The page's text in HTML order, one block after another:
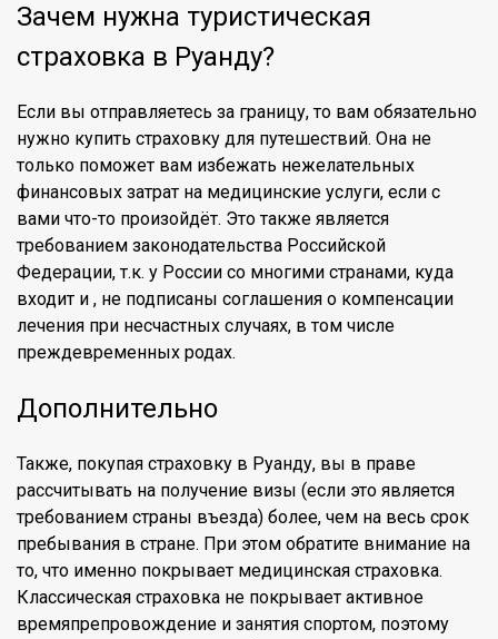
Зачем нужна туристическая
страховка в Руанду?
Если вы отправляетесь за границу, то вам обязательно
нужно купить страховку для путешествий. Она не
только поможет вам избежать нежелательных
финансовых затрат на медицинские услуги, если с
вами что-то произойдёт. Это также является
требованием законодательства Российской
Федерации, т.к. у России со многими странами, куда
входит и , не подписаны соглашения о компенсации
лечения при несчастных случаях, в том числе
преждевременных родах.
Дополнительно
Также, покупая страховку в Руанду, вы в праве
рассчитывать на получение визы (если это является
требованием страны въезда) более, чем на весь срок
пребывания в стране. При этом обратите внимание на
то, что именно покрывает медицинская страховка.
Классическая страховка не покрывает активное
времяпрепровождение и занятия спортом, поэтому